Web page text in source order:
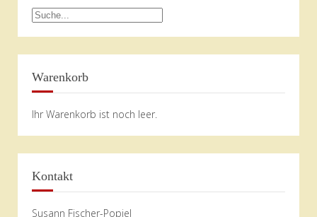
Warenkorb
Ihr Warenkorb ist noch leer.
Kontakt
Susann Fischer-Popiel